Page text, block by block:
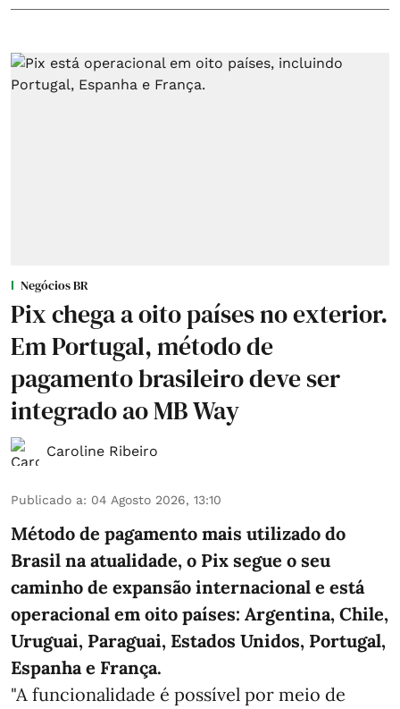
Negócios BR
Pix chega a oito países no exterior.
Em Portugal, método de
pagamento brasileiro deve ser
integrado ao MB Way
Caroline Ribeiro
Publicado a: 04 Agosto 2026, 13:10
Método de pagamento mais utilizado do
Brasil na atualidade, o Pix segue o seu
caminho de expansão internacional e está
operacional em oito países: Argentina, Chile,
Uruguai, Paraguai, Estados Unidos, Portugal,
Espanha e França.
"A funcionalidade é possível por meio de